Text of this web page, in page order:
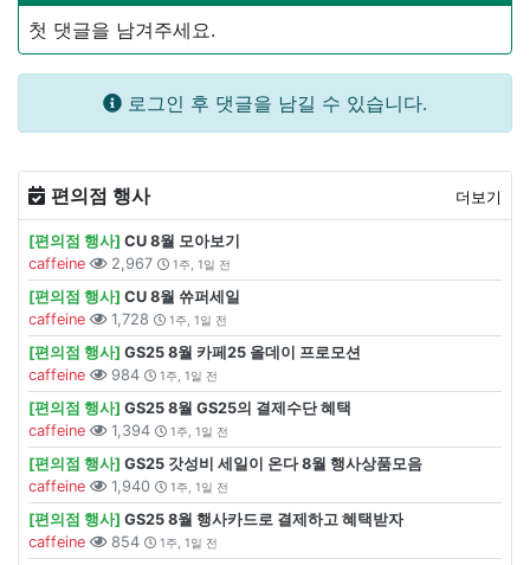
첫 댓글을 남겨주세요.
로그인 후 댓글을 남길 수 있습니다.
편의점 행사 더보기
[편의점 행사] CU 8월 모아보기
caffeine
2,967 1주, 1일 전
[편의점 행사] CU 8월 쓔퍼세일
caffeine
1,728 1주, 1일 전
[편의점 행사] GS25 8월 카페25 올데이 프로모션
caffeine
984 1주, 1일 전
[편의점 행사] GS25 8월 GS25의 결제수단 혜택
caffeine
1,394 1주, 1일 전
[편의점 행사] GS25 갓성비 세일이 온다 8월 행사상품모음
caffeine
1,940 1주, 1일 전
[편의점 행사] GS25 8월 행사카드로 결제하고 혜택받자
caffeine
854 1주, 1일 전